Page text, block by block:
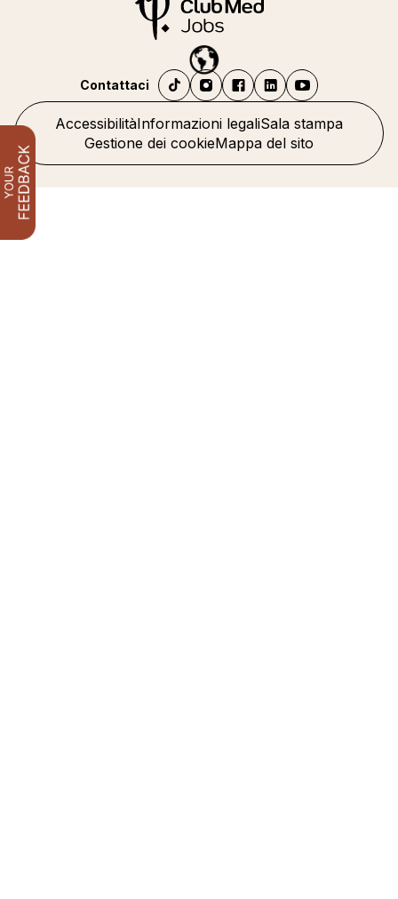
AccessibilitàInformazioni legaliSala stampa
Gestione dei cookieMappa del sito
Contattaci